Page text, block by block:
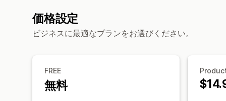
価格設定
ビジネスに最適なプランをお選びください。
FREE
無料